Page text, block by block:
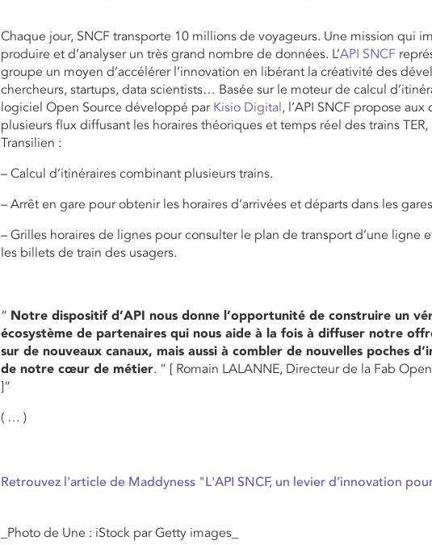
Chaque jour, SNCF transporte 10 millions de voyageurs. Une mission qui
produire et d’analyser un très grand nombre de données. L’API SNCF
groupe un moyen d’accélérer l’innovation en libérant la créativité des
chercheurs, startups, data scientists… Basée sur le moteur de calcul
logiciel Open Source développé par Kisio Digital, l’API SNCF propose
plusieurs flux diffusant les horaires théoriques et temps réel des trains
Transilien :
– Calcul d’itinéraires combinant plusieurs trains.
– Arrêt en gare pour obtenir les horaires d’arrivées et départs dans les
– Grilles horaires de lignes pour consulter le plan de transport d’une ligne
les billets de train des usagers.
“ Notre dispositif d’API nous donne l’opportunité de construire un
écosystème de partenaires qui nous aide à la fois à diffuser notre
sur de nouveaux canaux, mais aussi à combler de nouvelles poches
de notre cœur de métier. ” [ Romain LALANNE, Directeur de la Fab
]”
( … )
Retrouvez l'article de Maddyness "L'API SNCF, un levier d’innovation
_Photo de Une : iStock par Getty images_